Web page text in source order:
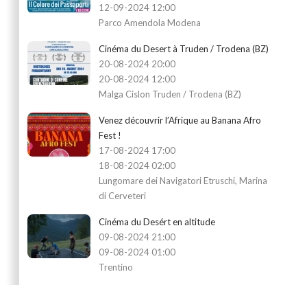
12-09-2024 12:00
Parco Amendola Modena
Cinéma du Desert à Truden / Trodena (BZ)
20-08-2024 20:00
20-08-2024 12:00
Malga Cislon Truden / Trodena (BZ)
Venez découvrir l’Afrique au Banana Afro
Fest !
17-08-2024 17:00
18-08-2024 02:00
Lungomare dei Navigatori Etruschi, Marina
di Cerveteri
Cinéma du Desért en altitude
09-08-2024 21:00
09-08-2024 01:00
Trentino